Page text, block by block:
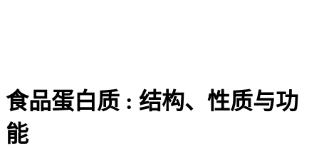
食品蛋白质 : 结构、性质与功
能